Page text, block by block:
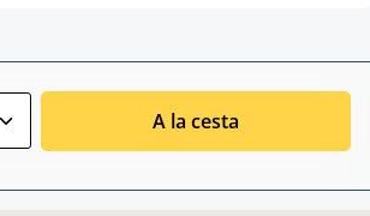
A la cesta